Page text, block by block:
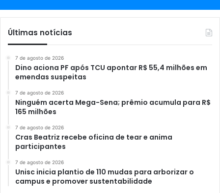
Últimas notícias
7 de agosto de 2026
Dino aciona PF após TCU apontar R$ 55,4 milhões em
emendas suspeitas
7 de agosto de 2026
Ninguém acerta Mega-Sena; prêmio acumula para R$
165 milhões
7 de agosto de 2026
Cras Beatriz recebe oficina de tear e anima
participantes
7 de agosto de 2026
Unisc inicia plantio de 110 mudas para arborizar o
campus e promover sustentabilidade